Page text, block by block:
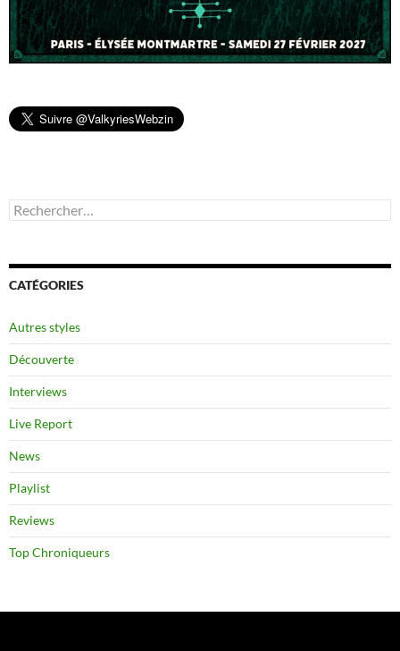
Rechercher :
CATÉGORIES
Autres styles
Découverte
Interviews
Live Report
News
Playlist
Reviews
Top Chroniqueurs